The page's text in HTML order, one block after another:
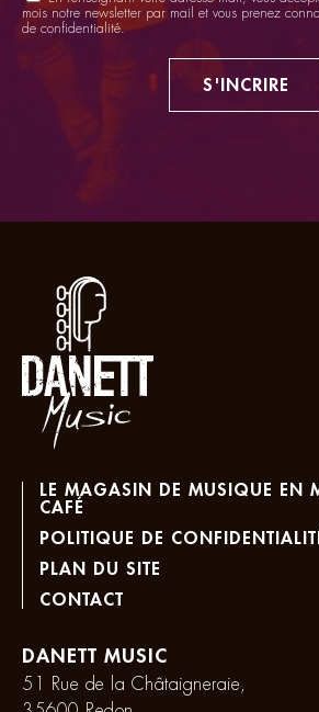
mois notre newsletter par mail et vous prenez
de confidentialité.
S'INCRIRE
LE MAGASIN DE MUSIQUE EN
CAFÉ
POLITIQUE DE
PLAN DU SITE
CONTACT
DANETT MUSIC
51 Rue de la Châtaigneraie,